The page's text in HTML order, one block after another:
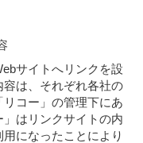
サイトへリンクを設
は、それぞれ各社の
コー」の管理下にあ
はリンクサイトの内
になったことにより